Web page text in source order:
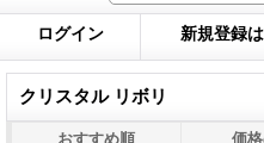
ログイン 新規登録
クリスタル リボリ
おすすめ順 価